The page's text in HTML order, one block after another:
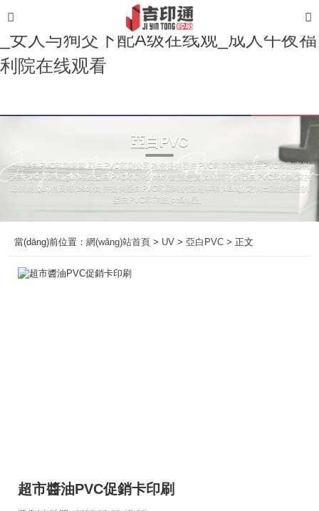
亚洲男人的天堂av_国产黄色网站生活片
_女人与狥交下配A级在线观_成人午夜福
利院在线观看
亞白PVC
上海亞白PVC印刷廠家,亞白PVC印刷公司為您提供亞白PVC印刷咨詢,亞白PVC印刷案例,
亞白PVC印刷規(guī)格及亞白PVC印刷報(bào)價,讓您實(shí)時了解亞白PVC印刷廠家的
最新規(guī)格及報(bào)價,并提供亞白PVC印刷時的注意事項(xiàng),定制出讓您滿意的
亞白PVC印刷產(chǎn)品。
當(dāng)前位置： 網(wǎng)站首頁 > UV > 亞白PVC > 正文
超市醬油PVC促銷卡印刷